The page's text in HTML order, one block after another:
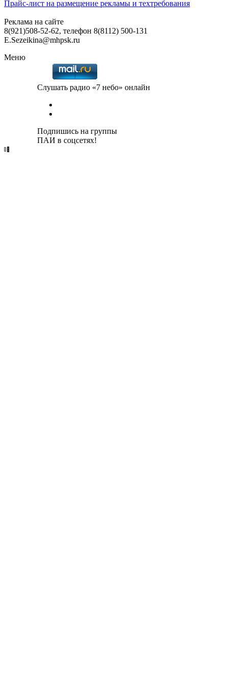
Прайс-лист на размещение рекламы и техтребования
Реклама на сайте
8(921)508-52-62, телефон 8(8112) 500-131
E.Sezeikina@mhpsk.ru
Меню
Слушать радио «7 небо» онлайн
Подпишись на группы
ПАИ в соцсетях!